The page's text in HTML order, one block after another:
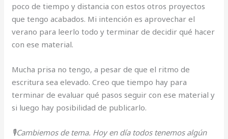
poco de tiempo y distancia con estos otros proyectos
que tengo acabados. Mi intención es aprovechar el
verano para leerlo todo y terminar de decidir qué hacer
con ese material.
Mucha prisa no tengo, a pesar de que el ritmo de
escritura sea elevado. Creo que tiempo hay para
terminar de evaluar qué pasos seguir con ese material y
si luego hay posibilidad de publicarlo.
🎙Cambiemos de tema. Hoy en día todos tenemos algún